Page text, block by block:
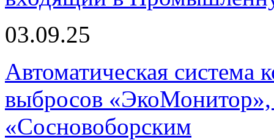
03.09.25
Автоматическая
выбросов «ЭкоМонитор»,
«Сосновоборским